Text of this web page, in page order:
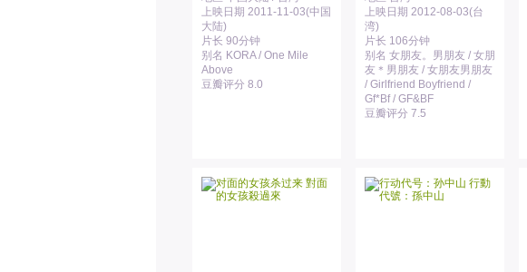
上映日期 2011-11-03(中国
大陆)
片长 90分钟
别名 KORA / One Mile
Above
豆瓣评分 8.0
上映日期 2012-08-03(台
湾)
片长 106分钟
别名 女朋友。男朋友 / 女朋
友＊男朋友 / 女朋友男朋友
/ Girlfriend Boyfriend /
Gf*Bf / GF&BF
豆瓣评分 7.5